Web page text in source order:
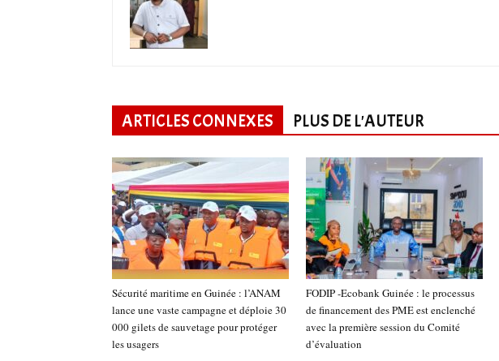
ARTICLES CONNEXES PLUS DE L'AUTEUR
Sécurité maritime en Guinée : l’ANAM
lance une vaste campagne et déploie 30
000 gilets de sauvetage pour protéger
les usagers
FODIP -Ecobank Guinée : le processus
de financement des PME est enclenché
avec la première session du Comité
d’évaluation